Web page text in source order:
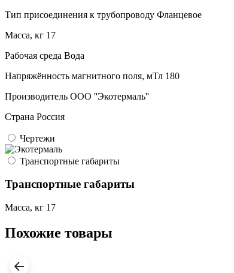
Тип присоединения к трубопроводу Фланцевое
Масса, кг 17
Рабочая среда Вода
Напряжённость магнитного поля, мТл 180
Производитель ООО ''Экотермаль''
Страна Россия
Чертежи
Транспортные габариты
Транспортные габариты
Масса, кг 17
Похожие товары